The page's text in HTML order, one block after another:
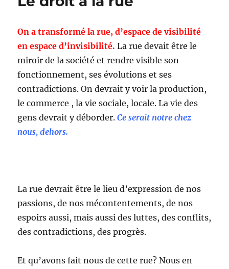
vous
aurez
projets
On a transformé la rue, d’espace de visibilité
en espace d’invisibilité. La rue devait être le
miroir de la société et rendre visible son
fonctionnement, ses évolutions et ses
contradictions. On devrait y voir la production,
le commerce , la vie sociale, locale. La vie des
gens devrait y déborder.Ce serait notre chez
nous, dehors.
La rue devrait être le lieu d’expression de nos
passions, de nos mécontentements, de nos
espoirs aussi, mais aussi des luttes, des conflits,
des contradictions, des progrès.
Et qu’avons fait nous de cette rue? Nous en